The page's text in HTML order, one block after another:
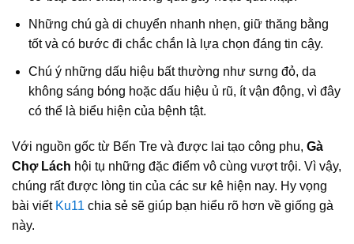
Những chú gà di chuyển nhanh nhẹn, giữ thăng bằng
tốt và có bước đi chắc chắn là lựa chọn đáng tin cậy.
Chú ý những dấu hiệu bất thường như sưng đỏ, da
không sáng bóng hoặc dấu hiệu ủ rũ, ít vận động, vì đây
có thể là biểu hiện của bệnh tật.
Với nguồn gốc từ Bến Tre và được lai tạo công phu, Gà
Chợ Lách hội tụ những đặc điểm vô cùng vượt trội. Vì vậy,
chúng rất được lòng tin của các sư kê hiện nay. Hy vọng
bài viết Ku11 chia sẻ sẽ giúp bạn hiểu rõ hơn về giống gà
này.